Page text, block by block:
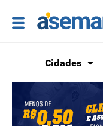
Cidades